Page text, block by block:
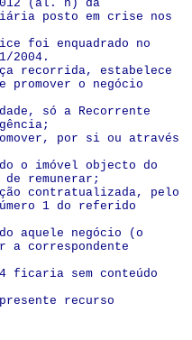
(al. n) da
posto em crise nos
foi enquadrado no
2004.
recorrida, estabelece
promover o negócio
só a Recorrente
por si ou através
o imóvel objecto do
remunerar;
contratualizada, pelo
1 do referido
aquele negócio (o
correspondente
ficaria sem conteúdo
recurso